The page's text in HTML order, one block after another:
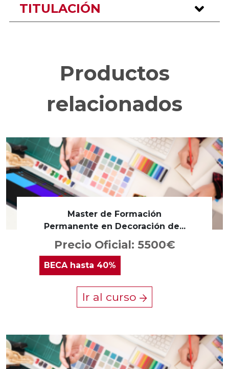
TITULACIÓN
Productos
relacionados
Master de Formación
Permanente en Decoración de...
Precio Oficial: 5500€
BECAhasta 40%
Ir al curso